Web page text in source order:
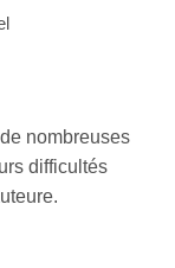
nombreuses
difficultés